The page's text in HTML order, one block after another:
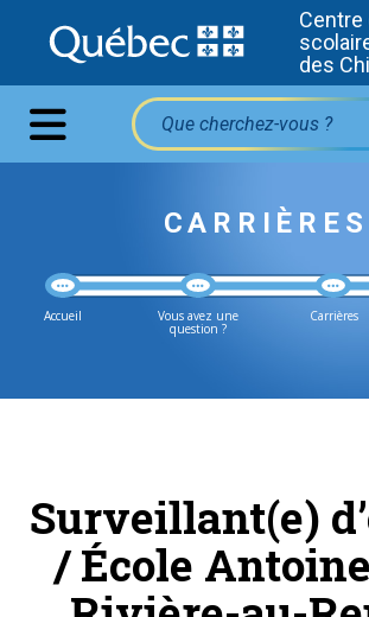
des
CARRIÈRES
Accueil Vous avez une
question ?
Carrières
Surveillant(e)
/ École